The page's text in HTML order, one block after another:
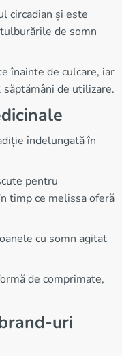
circadian și este
de somn
înainte de culcare, iar
de utilizare.
îndelungată în
pentru
timp ce melissa oferă
cu somn agitat
de comprimate,
uri